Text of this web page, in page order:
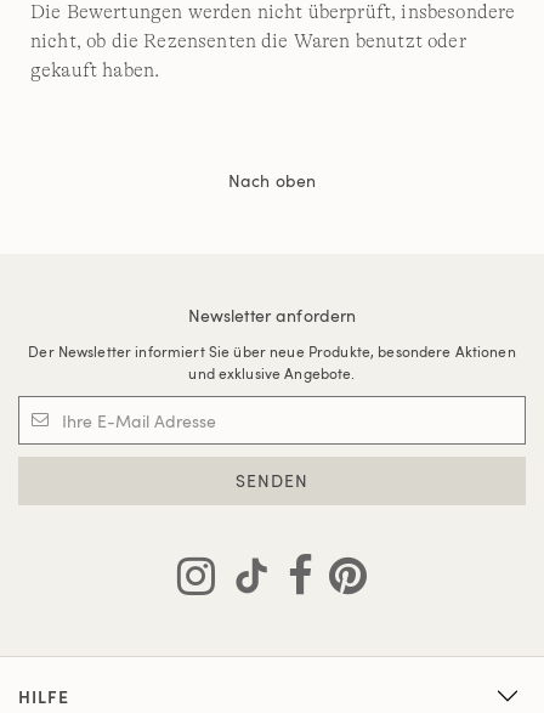
Die Bewertungen werden nicht überprüft, insbesondere
nicht, ob die Rezensenten die Waren benutzt oder
gekauft haben.
Nach oben
Newsletter anfordern
Der Newsletter informiert Sie über neue Produkte, besondere Aktionen
und exklusive Angebote.
SENDEN
HILFE